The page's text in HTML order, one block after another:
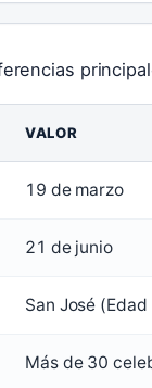
VALOR
19 de marzo
21 de junio
San José
Más de 30